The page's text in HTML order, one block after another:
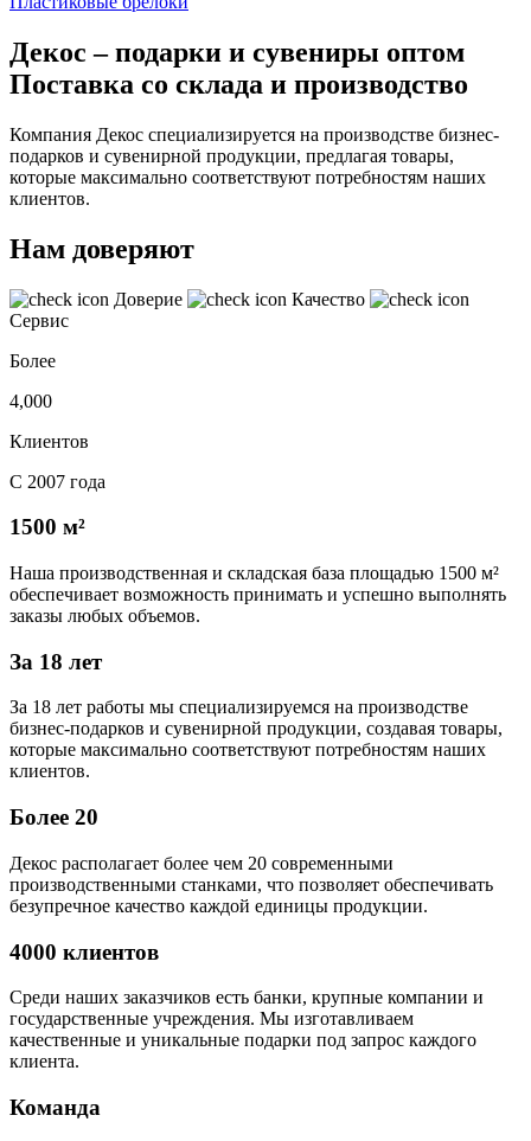
Декос – подарки и сувениры оптом
Поставка со склада и производство
Компания Декос специализируется на производстве бизнес-
подарков и сувенирной продукции, предлагая товары,
которые максимально соответствуют потребностям наших
клиентов.
Нам доверяют
Доверие
Качество
Сервис
Более
4,000
Клиентов
С 2007 года
1500 м²
Наша производственная и складская база площадью 1500 м²
обеспечивает возможность принимать и успешно выполнять
заказы любых объемов.
За 18 лет
За 18 лет работы мы специализируемся на производстве
бизнес-подарков и сувенирной продукции, создавая товары,
которые максимально соответствуют потребностям наших
клиентов.
Более 20
Декос располагает более чем 20 современными
производственными станками, что позволяет обеспечивать
безупречное качество каждой единицы продукции.
4000 клиентов
Среди наших заказчиков есть банки, крупные компании и
государственные учреждения. Мы изготавливаем
качественные и уникальные подарки под запрос каждого
клиента.
Команда